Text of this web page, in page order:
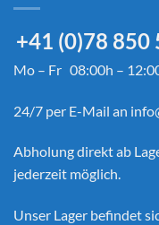
+41 (0)78 850
Mo – Fr 08:00h –
24/7 per E-Mail an
Abholung direkt ab
jederzeit möglich.
Unser Lager befindet